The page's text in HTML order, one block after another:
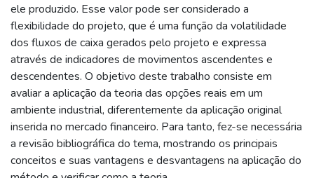
ele produzido. Esse valor pode ser considerado a
flexibilidade do projeto, que é uma função da volatilidade
dos fluxos de caixa gerados pelo projeto e expressa
através de indicadores de movimentos ascendentes e
descendentes. O objetivo deste trabalho consiste em
avaliar a aplicação da teoria das opções reais em um
ambiente industrial, diferentemente da aplicação original
inserida no mercado financeiro. Para tanto, fez-se necessária
a revisão bibliográfica do tema, mostrando os principais
conceitos e suas vantagens e desvantagens na aplicação do